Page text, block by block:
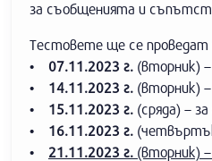
за съобщенията и
Тестовете ще се проведат
• 07.11.2023 г. (вторник)
• 14.11.2023 г. (вторник)
• 15.11.2023 г. (сряда) –
• 16.11.2023 г.
• 21.11.2023 г. (вторник)